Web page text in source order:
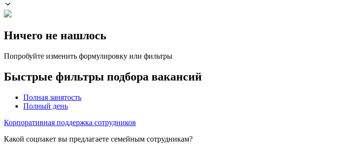
Ничего не нашлось
Попробуйте изменить формулировку или фильтры
Быстрые фильтры подбора вакансий
Полная занятость
Полный день
Корпоративная поддержка сотрудников
Какой соцпакет вы предлагаете семейным сотрудникам?